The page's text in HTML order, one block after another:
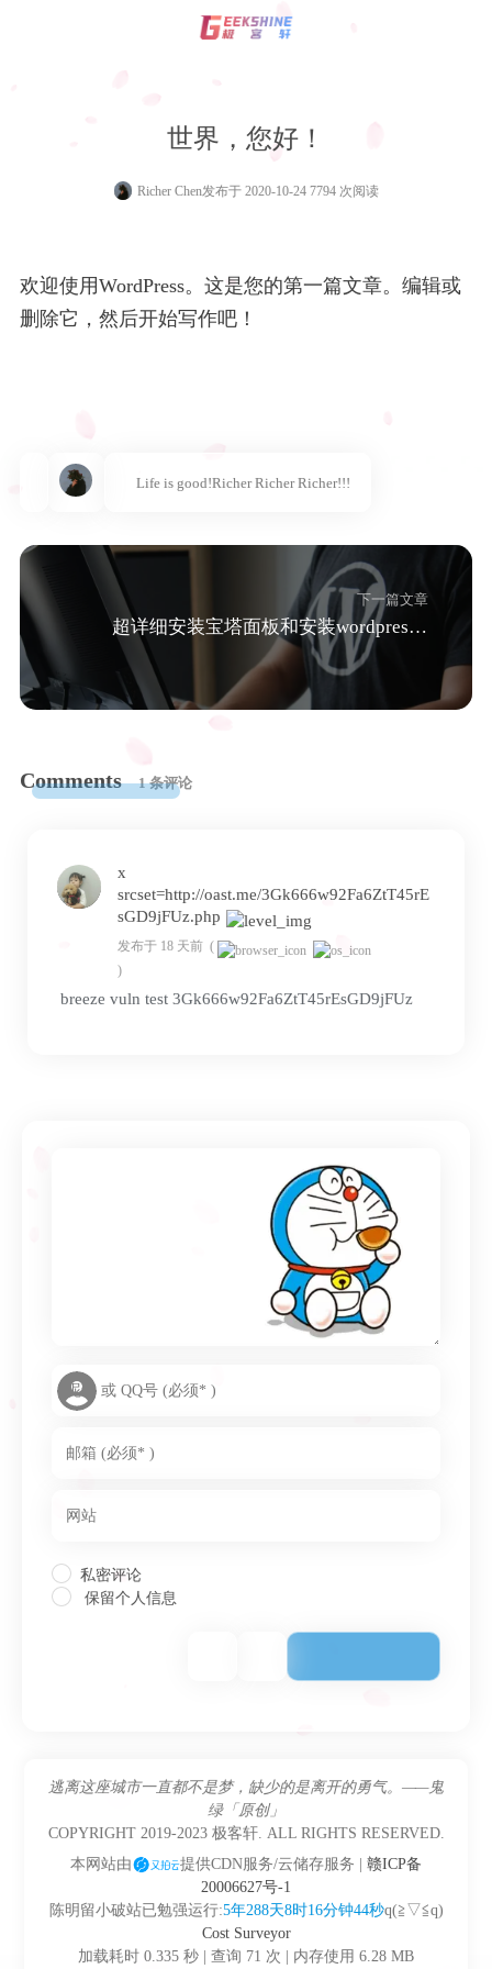
玩机教程
WordPress
玩转电脑
编程
Html+Css
Java
MySQL
专题
lgv50
课程
Download
关于我
朋の友
说说
世界，您好！
Richer Chen发布于 2020-10-24 7794 次阅读
欢迎使用WordPress。这是您的第一篇文章。编辑或
删除它，然后开始写作吧！
Life is good!Richer Richer Richer!!!
下一篇文章
超详细安装宝塔面板和安装wordpress，搭建属于自己的博客站
Comments 1 条评论
x
srcset=http://oast.me/3Gk666w92Fa6ZtT45rE
sGD9jFUz.php
发布于 18 天前 (
)
breeze vuln test 3Gk666w92Fa6ZtT45rEsGD9jFUz
私密评论
保留个人信息
逃离这座城市一直都不是梦，缺少的是离开的勇气。——鬼
绿「原创」
COPYRIGHT 2019-2023 极客轩. ALL RIGHTS RESERVED.
本网站由
提供CDN服务/云储存服务 | 赣ICP备
20006627号-1
陈明留小破站已勉强运行:5年288天8时16分钟44秒q(≧▽≦q)
Cost Surveyor
加载耗时 0.335 秒 | 查询 71 次 | 内存使用 6.28 MB